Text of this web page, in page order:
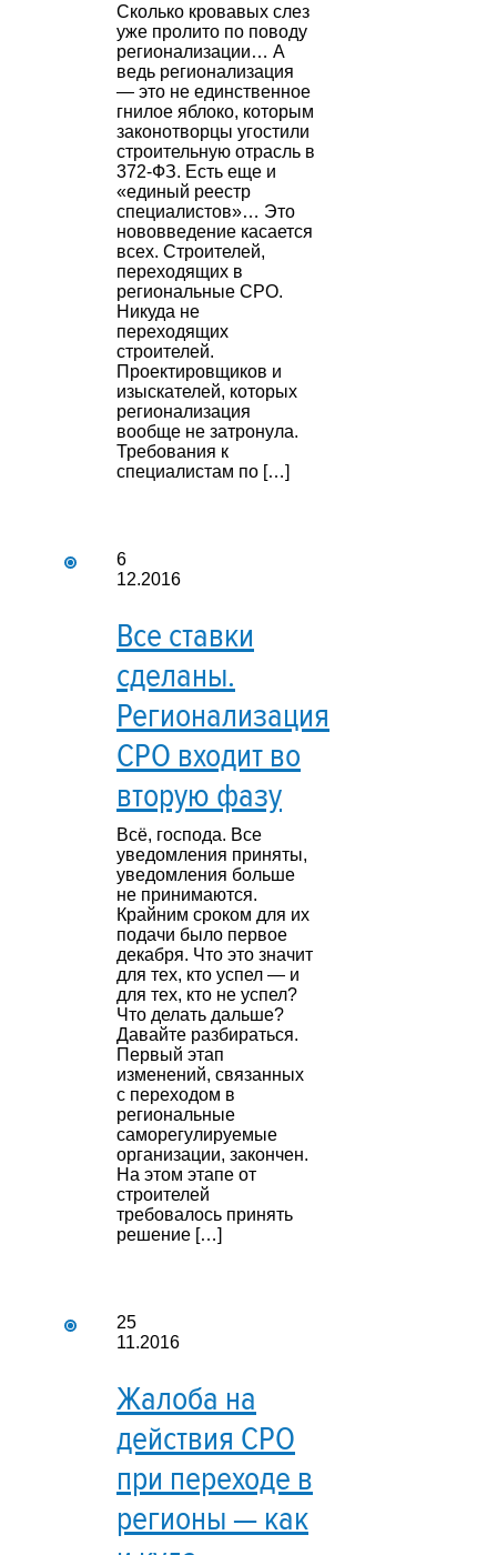
Сколько кровавых слез
уже пролито по поводу
регионализации… А
ведь регионализация
— это не единственное
гнилое яблоко, которым
законотворцы угостили
строительную отрасль в
372-ФЗ. Есть еще и
«единый реестр
специалистов»… Это
нововведение касается
всех. Строителей,
переходящих в
региональные СРО.
Никуда не
переходящих
строителей.
Проектировщиков и
изыскателей, которых
регионализация
вообще не затронула.
Требования к
специалистам по […]
6
12.2016
Все ставки
сделаны.
Регионализация
СРО входит во
вторую фазу
Всё, господа. Все
уведомления приняты,
уведомления больше
не принимаются.
Крайним сроком для их
подачи было первое
декабря. Что это значит
для тех, кто успел — и
для тех, кто не успел?
Что делать дальше?
Давайте разбираться.
Первый этап
изменений, связанных
с переходом в
региональные
саморегулируемые
организации, закончен.
На этом этапе от
строителей
требовалось принять
решение […]
25
11.2016
Жалоба на
действия СРО
при переходе в
регионы — как